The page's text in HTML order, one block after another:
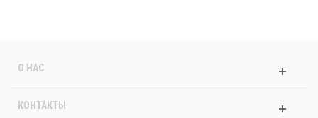
О НАС
КОНТАКТЫ